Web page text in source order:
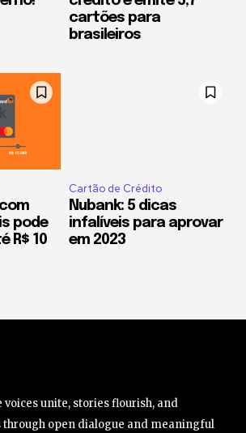
cartões para
brasileiros
pode
R$ 10
Cartão de Crédito
Nubank: 5 dicas
infalíveis para aprovar
em 2023
unite, stories flourish, and
open dialogue and meaningful